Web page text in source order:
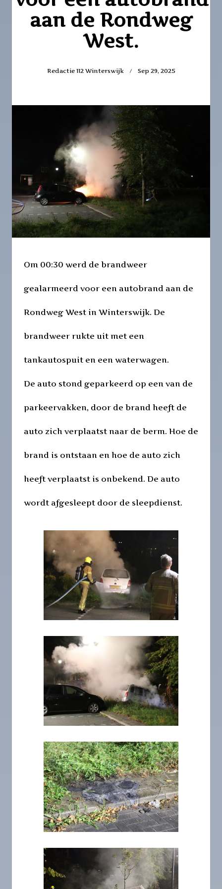
aan de Rondweg
West.
Redactie 112 Winterswijk Sep 29, 2025
Om 00:30 werd de brandweer
gealarmeerd voor een autobrand aan de
Rondweg West in Winterswijk. De
brandweer rukte uit met een
tankautospuit en een waterwagen.
De auto stond geparkeerd op een van de
parkeervakken, door de brand heeft de
auto zich verplaatst naar de berm. Hoe de
brand is ontstaan en hoe de auto zich
heeft verplaatst is onbekend. De auto
wordt afgesleept door de sleepdienst.